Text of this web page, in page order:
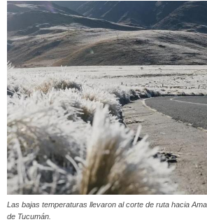
Las bajas temperaturas llevaron al corte de ruta hacia
de Tucumán.